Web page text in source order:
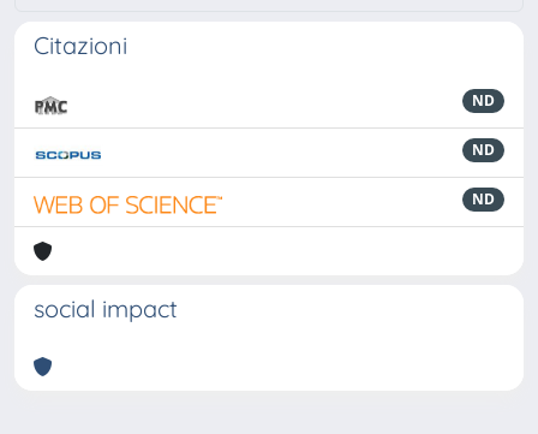
Citazioni
ND
ND
ND
social impact